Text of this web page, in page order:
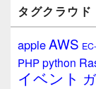
o
k
ウ
ィ
ジ
ェ
タグクラウド
appleAWS
PHPpython
イベント